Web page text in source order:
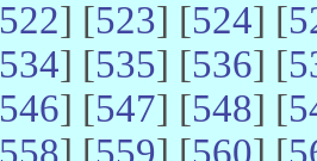
522] [523] [524] [
534] [535] [536] [
546] [547] [548] [